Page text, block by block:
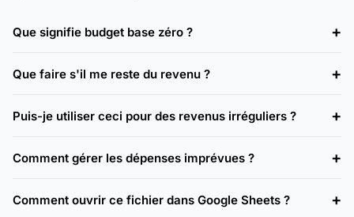
Que signifie budget base zéro ?
Que faire s'il me reste du revenu ?
Puis-je utiliser ceci pour des revenus irréguliers ?
Comment gérer les dépenses imprévues ?
Comment ouvrir ce fichier dans Google Sheets ?